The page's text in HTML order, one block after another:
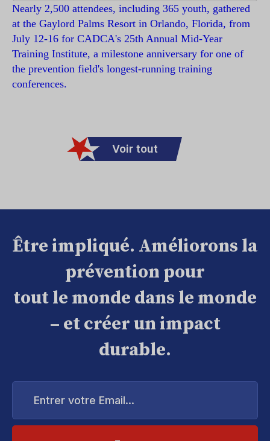
Nearly 2,500 attendees, including 365 youth, gathered
at the Gaylord Palms Resort in Orlando, Florida, from
July 12-16 for CADCA's 25th Annual Mid-Year
Training Institute, a milestone anniversary for one of
the prevention field's longest-running training
conferences.
Voir tout
Être impliqué. Améliorons la
prévention pour
tout le monde dans le monde
– et créer un impact
durable.
Entrer
Email...